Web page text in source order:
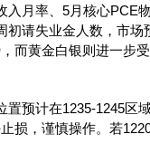
入月率、 5月核心PCE
初请失业金人数，市场
而黄金白银则进一步
置预计在1235-1245区
损，谨慎操作。若